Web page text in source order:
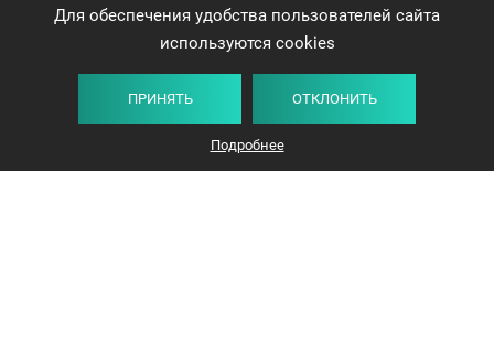
Для обеспечения удобства пользователей сайта
используются cookies
ПРИНЯТЬ ОТКЛОНИТЬ
Подробнее